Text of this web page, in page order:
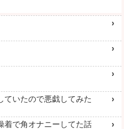
ていたので悪戯してみた
着で角オナニーしてた話